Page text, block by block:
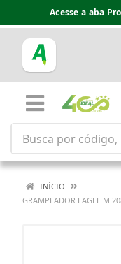
Acesse a aba
INÍCIO
GRAMPEADOR EAGLE M